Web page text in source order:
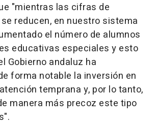
"mientras las cifras de
reducen, en nuestro sistema
el número de alumnos
educativas especiales y esto
Gobierno andaluz ha
forma notable la inversión en
temprana y, por lo tanto,
manera más precoz este tipo